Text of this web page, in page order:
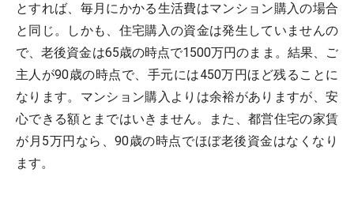
とすれば、毎月にかかる生活費はマンション購入の場合
と同じ。しかも、住宅購入の資金は発生していませんの
で、老後資金は65歳の時点で1500万円のまま。結果、ご
主人が90歳の時点で、手元には450万円ほど残ることに
なります。マンション購入よりは余裕がありますが、安
心できる額とまではいきません。また、都営住宅の家賃
が月5万円なら、90歳の時点でほぼ老後資金はなくなり
ます。